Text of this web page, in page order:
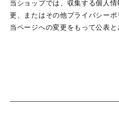
当ショップでは、収集する個人
更、またはその他プライバシーポ
当ページへの変更をもって公表と